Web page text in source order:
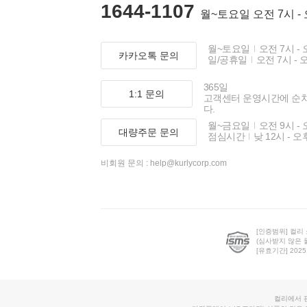
1644-1107 월~토요일 오전 7시 -
카카오톡 문의
월~토요일
오전 7시 -
일/공휴일
오전 7시 -
1:1 문의
365일
고객센터 운영시간에 순
다.
대량주문 문의
월~금요일
오전 9시 -
점심시간
낮 12시 - 오
비회원 문의 : help@kurlycorp.com
[인증범위] 컬리
(심사받지 않은
[유효기간]
컬리에서